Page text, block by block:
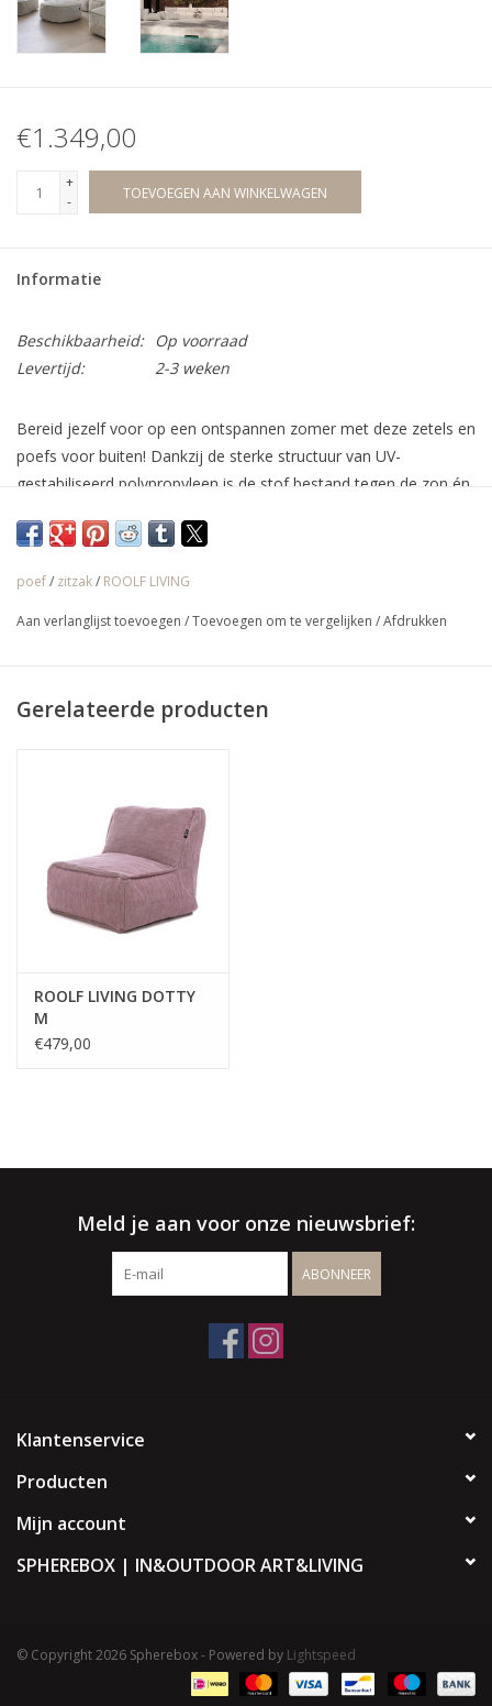
€1.349,00
+
-
TOEVOEGEN AAN WINKELWAGEN
Informatie
Beschikbaarheid:
Op voorraad
Levertijd:
2-3 weken
Bereid jezelf voor op een ontspannen zomer met deze zetels en
poefs voor buiten! Dankzij de sterke structuur van UV-
gestabiliseerd polypropyleen is de stof bestand tegen de zon én
EPS-vulling van uitstekende kwaliteit zit ergonomisch en
lichaam aanpast. Dit paradepaardje van ROOLF-Living staat de
komende jaren garant voor de meest relaxte zomers in een
zitzakken en poefs!
- Made in Belgium
Wenst u een offerte op maat ?
offerte
√ Persoonlijke service
√ Gratis offerte & advies
poef/ zitzak/ ROOLF LIVING
Aan verlanglijst toevoegen /Toevoegen om te vergelijken /Afdrukken
Gerelateerde producten
ROOLF LIVING DOTTY
M
€479,00
Meld je aan voor onze nieuwsbrief:
ABONNEER
Klantenservice
Producten
Mijn account
SPHEREBOX | IN&OUTDOOR ART&LIVING
© Copyright 2026 Spherebox - Powered by Lightspeed